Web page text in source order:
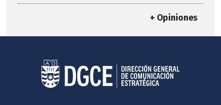
+ Opiniones